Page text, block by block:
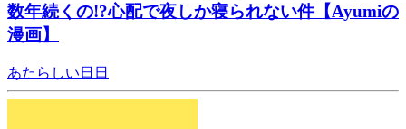
数年続くの!?心配で夜しか寝られない件【Ayumiの
漫画】
あたらしい日日